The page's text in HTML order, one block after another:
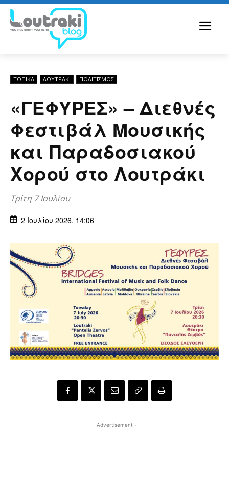
ΤΟΠΙΚΑ ΛΟΥΤΡΆΚΙ ΠΟΛΙΤΙΣΜΟΣ
«ΓΕΦΥΡΕΣ» – Διεθνές
Φεστιβάλ Μουσικής
και Παραδοσιακού
Χορού στο Λουτράκι
Τρίτη 7 Ιουλίου
2 Ιουλίου 2026, 14:06
- Advertisement -